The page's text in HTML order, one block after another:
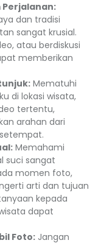
Perjalanan:
dan tradisi
sangat krusial.
atau berdiskusi
memberikan
Mematuhi
di lokasi wisata,
tertentu,
arahan dari
Memahami
suci sangat
momen foto,
arti dan tujuan
kepada
dapat
Foto: Jangan